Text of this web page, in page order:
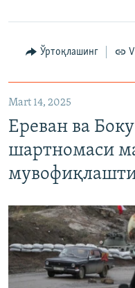
Ўртоқлашинг
Mart 14, 2025
Ереван ва
шартномаси